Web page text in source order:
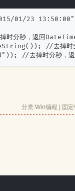
01/23
分秒，返回
//去掉时
//去掉时分秒，
分类:Win编程 固